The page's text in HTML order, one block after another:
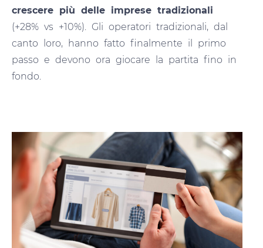
crescere più delle imprese tradizionali
(+28% vs +10%). Gli operatori tradizionali, dal
canto loro, hanno fatto finalmente il primo
passo e devono ora giocare la partita fino in
fondo.